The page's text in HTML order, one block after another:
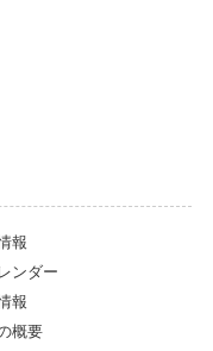
報
ンダー
報
概要